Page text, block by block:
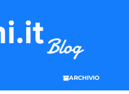
ARCHIVIO